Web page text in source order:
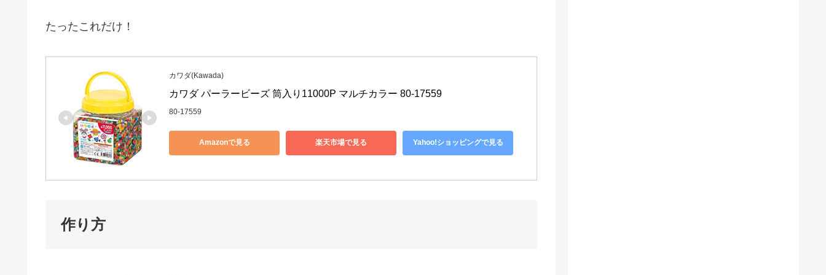
たったこれだけ！
カワダ(Kawada)
カワダ パーラービーズ 筒入り11000P マルチカラー 80-17559
80-17559
Amazonで見る 楽天市場で見る Yahoo!ショッピングで見る
作り方